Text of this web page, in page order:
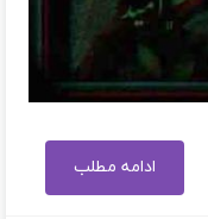
ادامه مطلب